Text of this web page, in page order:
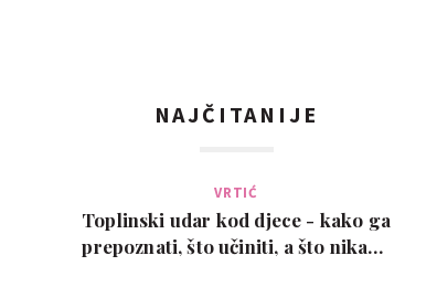
NAJČITANIJE
VRTIĆ
Toplinski udar kod djece - kako ga
prepoznati, što učiniti, a što nikako